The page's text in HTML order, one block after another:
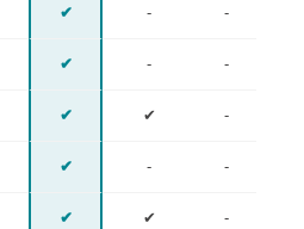
✔ - -
✔ - -
✔ ✔ -
✔ - -
✔ ✔ -